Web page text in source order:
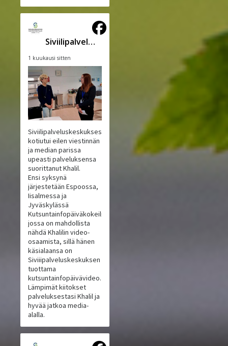
Siviilipalveluskeskus
1 kuukausi sitten
Siviilipalveluskeskuksesta
kotiutui eilen viestinnän
ja median parissa
upeasti palveluksensa
suorittanut Khalil.
Ensi syksynä
järjestetään Espoossa,
Iisalmessa ja
Jyväskylässä
Kutsuntainfopäiväkokeilu,
jossa on mahdollista
nähdä Khalilin video-
osaamista, sillä hänen
käsialaansa on
Siviiipalveluskeskuksen
tuottama
kutsuntainfopäivävideo.
Lämpimät kiitokset
palveluksestasi Khalil ja
hyvää jatkoa media-
alalla.